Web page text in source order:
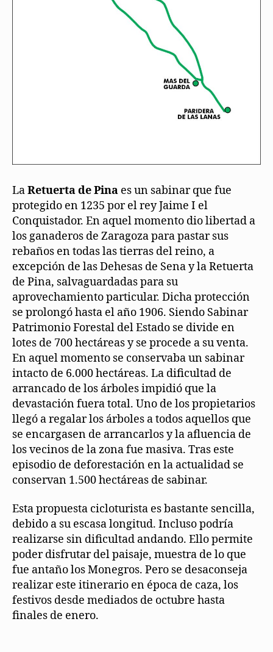
LaRetuerta de Pina es un sabinar que fue
protegido en 1235 por el rey Jaime I el
Conquistador. En aquel momento dio libertad a
los ganaderos de Zaragoza para pastar sus
rebaños en todas las tierras del reino, a
excepción de las Dehesas de Sena y la Retuerta
de Pina, salvaguardadas para su
aprovechamiento particular. Dicha protección
se prolongó hasta el año 1906. Siendo Sabinar
Patrimonio Forestal del Estado se divide en
lotes de 700 hectáreas y se procede a su venta.
En aquel momento se conservaba un sabinar
intacto de 6.000 hectáreas. La dificultad de
arrancado de los árboles impidió que la
devastación fuera total. Uno de los propietarios
llegó a regalar los árboles a todos aquellos que
se encargasen de arrancarlos y la afluencia de
los vecinos de la zona fue masiva. Tras este
episodio de deforestación en la actualidad se
conservan 1.500 hectáreas de sabinar.
Esta propuesta cicloturista es bastante sencilla,
debido a su escasa longitud. Incluso podría
realizarse sin dificultad andando. Ello permite
poder disfrutar del paisaje, muestra de lo que
fue antaño los Monegros. Pero se desaconseja
realizar este itinerario en época de caza, los
festivos desde mediados de octubre hasta
finales de enero.